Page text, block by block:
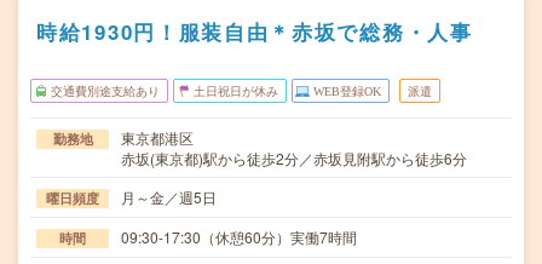
時給1930円！服装自由＊赤坂で総務・人事
交通費別途支給あり 土日祝日が休み WEB登録OK 派遣
勤務地
東京都港区
赤坂(東京都)駅から徒歩2分／赤坂見附駅から徒歩6分
曜日頻度 月～金／週5日
時間 09:30-17:30（休憩60分）実働7時間